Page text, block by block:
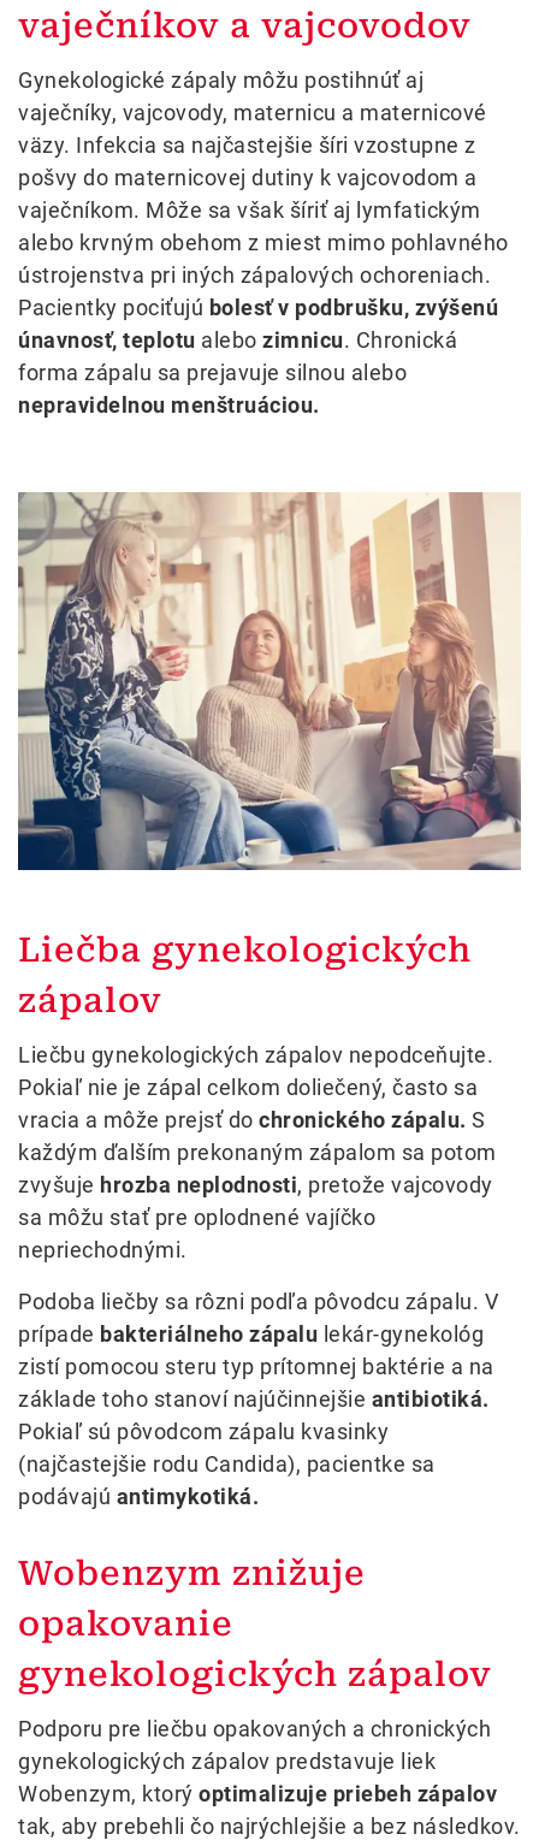
vaječníkov a vajcovodov
Gynekologické zápaly môžu postihnúť aj
vaječníky, vajcovody, maternicu a maternicové
väzy. Infekcia sa najčastejšie šíri vzostupne z
pošvy do maternicovej dutiny k vajcovodom a
vaječníkom. Môže sa však šíriť aj lymfatickým
alebo krvným obehom z miest mimo pohlavného
ústrojenstva pri iných zápalových ochoreniach.
Pacientky pociťujú bolesť v podbrušku, zvýšenú
únavnosť, teplotu alebo zimnicu. Chronická
forma zápalu sa prejavuje silnou alebo
nepravidelnou menštruáciou.
Liečba gynekologických
zápalov
Liečbu gynekologických zápalov nepodceňujte.
Pokiaľ nie je zápal celkom doliečený, často sa
vracia a môže prejsť do chronického zápalu. S
každým ďalším prekonaným zápalom sa potom
zvyšuje hrozba neplodnosti, pretože vajcovody
sa môžu stať pre oplodnené vajíčko
nepriechodnými.
Podoba liečby sa rôzni podľa pôvodcu zápalu. V
prípade bakteriálneho zápalu lekár-gynekológ
zistí pomocou steru typ prítomnej baktérie a na
základe toho stanoví najúčinnejšie antibiotiká.
Pokiaľ sú pôvodcom zápalu kvasinky
(najčastejšie rodu Candida), pacientke sa
podávajú antimykotiká.
Wobenzym znižuje
opakovanie
gynekologických zápalov
Podporu pre liečbu opakovaných a chronických
gynekologických zápalov predstavuje liek
Wobenzym, ktorý optimalizuje priebeh zápalov
tak, aby prebehli čo najrýchlejšie a bez následkov.